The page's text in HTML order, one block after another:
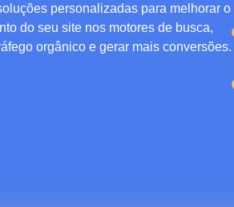
personalizadas para melhorar o
do seu site nos motores de busca,
orgânico e gerar mais conversões.